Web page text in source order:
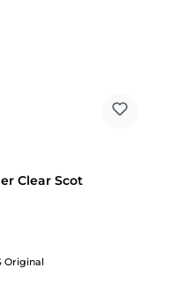
Clear Scot
Original